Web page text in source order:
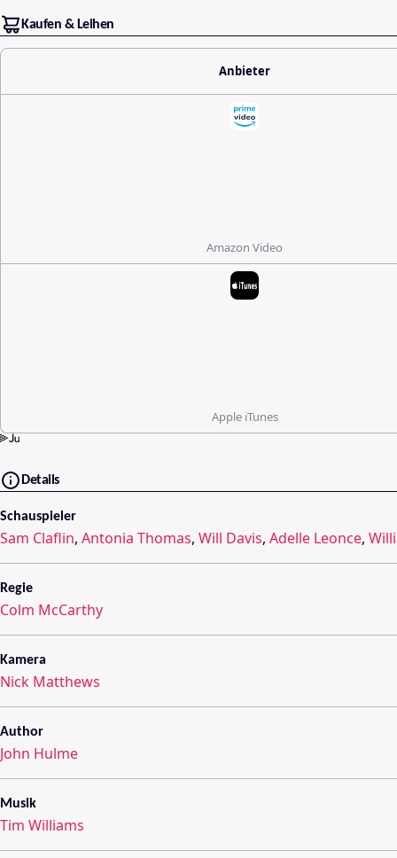
Kaufen & Leihen
Anbieter
Amazon Video
Apple iTunes
Details
Schauspieler
Sam Claflin, Antonia Thomas, Will Davis, Adelle Leonce,
Regie
Colm McCarthy
Kamera
Nick Matthews
Author
John Hulme
Musik
Tim Williams